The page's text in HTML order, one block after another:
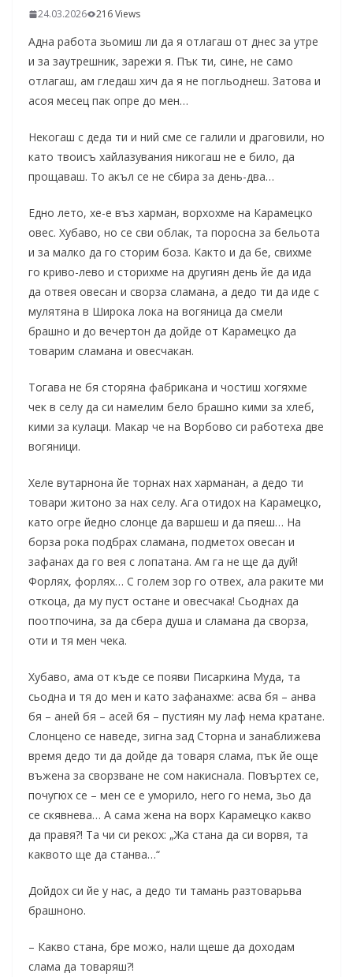
24.03.2026 216 Views
Адна работа зьомиш ли да я отлагаш от днес за утре
и за заутрешник, зарежи я. Пък ти, сине, не само
отлагаш, ам гледаш хич да я не погльоднеш. Затова и
асоя месец пак опре до мен…
Некогаш с деда ти и ний сме се галили и драговили, но
като твоисъ хайлазувания никогаш не е било, да
прощаваш. То акъл се не сбира за день-два…
Едно лето, хе-е въз харман, ворхохме на Карамецко
овес. Хубаво, но се сви облак, та поросна за бельота
и за малко да го сторим боза. Както и да бе, свихме
го криво-лево и сторихме на другиян день йе да ида
да отвея овесан и сворза сламана, а дедо ти да иде с
мулятяна в Широка лока на вогяница да смели
брашно и до вечертон да дойде от Карамецко да
товарим сламана и овесчакан.
Тогава не бя сторяна фабрикана и чостиш хогяхме
чек в селу да си намелим бело брашно кими за хлеб,
кими за кулаци. Макар че на Ворбово си работеха две
вогяници.
Хеле вутарнона йе торнах нах харманан, а дедо ти
товари житоно за нах селу. Ага отидох на Карамецко,
като огре йедно слонце да варшеш и да пяеш… На
борза рока подбрах сламана, подметох овесан и
зафанах да го вея с лопатана. Ам га не ще да дуй!
Форлях, форлях… С голем зор го отвех, ала раките ми
откоца, да му пуст остане и овесчака! Сьоднах да
поотпочина, за да сбера душа и сламана да сворза,
оти и тя мен чека.
Хубаво, ама от къде се появи Писаркина Муда, та
сьодна и тя до мен и като зафанахме: асва бя – анва
бя – аней бя – асей бя – пустиян му лаф нема кратане.
Слонцено се наведе, зигна зад Сторна и занаближева
время дедо ти да дойде да товаря слама, пък йе още
въжена за сворзване не сом накиснала. Повъртех се,
почугюх се – мен се е уморило, него го нема, зьо да
се скявнева… А сама жена на ворх Карамецко какво
да правя?! Та чи си рекох: „Жа стана да си ворвя, та
каквото ще да станва…“
Дойдох си йе у нас, а дедо ти тамань разтоварьва
брашноно.
– Какво стана, бре можо, нали щеше да доходам
слама да товаряш?!